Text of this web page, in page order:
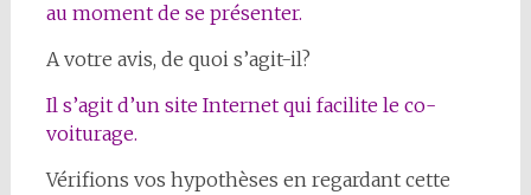
au moment de se présenter.
A votre avis, de quoi s’agit-il?
Il s’agit d’un site Internet qui facilite le co-
voiturage.
Vérifions vos hypothèses en regardant cette